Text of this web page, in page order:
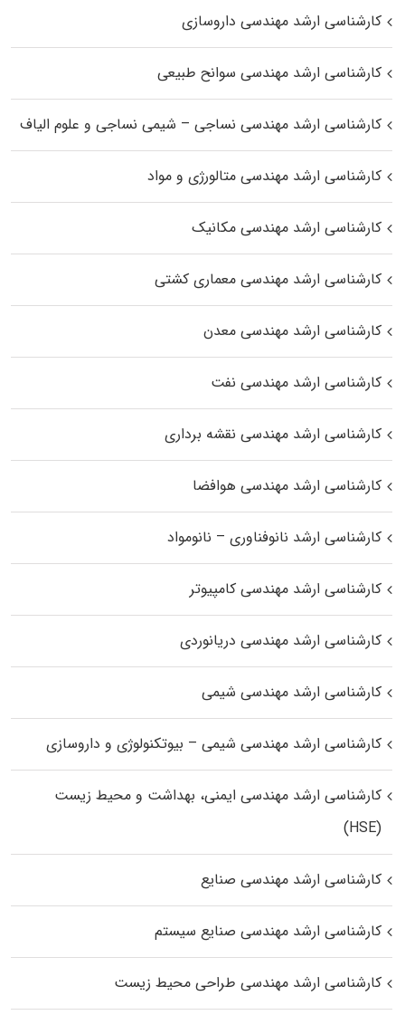
کارشناسی ارشد مهندسی داروسازی
کارشناسی ارشد مهندسی سوانح طبیعی
کارشناسی ارشد مهندسی نساجی – شیمی نساجی و علوم الیاف
کارشناسی ارشد مهندسی متالورژی و مواد
کارشناسی ارشد مهندسی مکانیک
کارشناسی ارشد مهندسی معماری کشتی
کارشناسی ارشد مهندسی معدن
کارشناسی ارشد مهندسی نفت
کارشناسی ارشد مهندسی نقشه برداری
کارشناسی ارشد مهندسی هوافضا
کارشناسی ارشد نانوفناوری – نانومواد
کارشناسی ارشد مهندسی کامپیوتر
کارشناسی ارشد مهندسی دریانوردی
کارشناسی ارشد مهندسی شیمی
کارشناسی ارشد مهندسی شیمی – بیوتکنولوژی و داروسازی
کارشناسی ارشد مهندسی ایمنی، بهداشت و محیط زیست
(HSE)
کارشناسی ارشد مهندسی صنایع
کارشناسی ارشد مهندسی صنایع سیستم
کارشناسی ارشد مهندسی طراحی محیط زیست